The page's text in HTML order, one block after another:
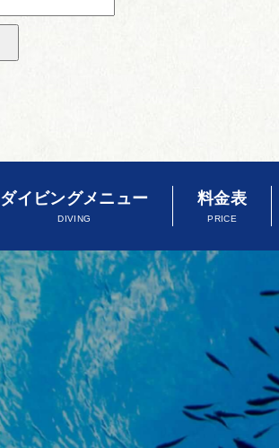
ダイビングメニュー
DIVING
料金表
PRICE